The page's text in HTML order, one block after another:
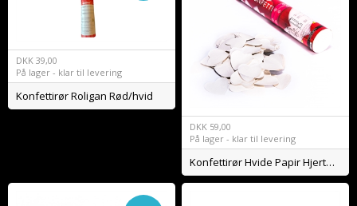
DKK 39,00
På lager - klar til levering
Konfettirør Roligan Rød/hvid
DKK 59,00
På lager - klar til levering
Konfettirør Hvide Papir Hjerter BIO